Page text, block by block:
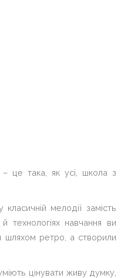
це така, як усі, школа з
мелодії замість
технологіях навчання ви
шляхом ретро, а створили
цінувати живу думку,